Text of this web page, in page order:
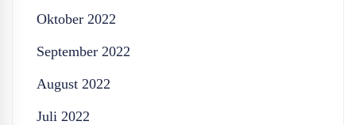
Oktober 2022
September 2022
August 2022
Juli 2022